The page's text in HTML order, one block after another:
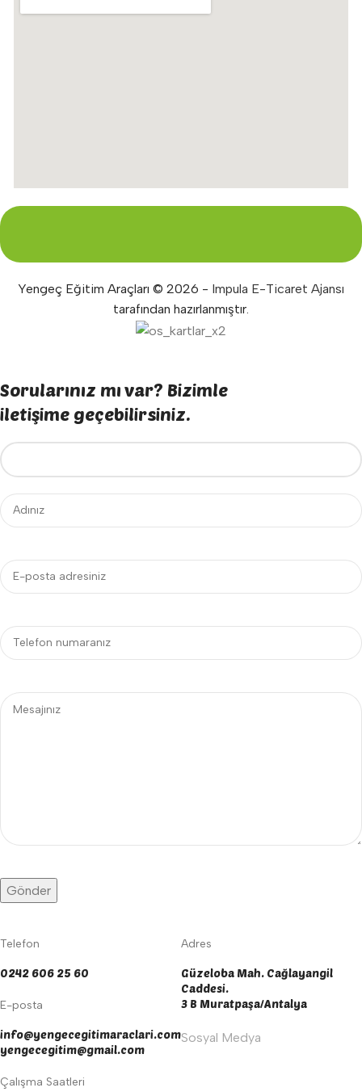
Yengeç Eğitim Araçları © 2026 - Impula E-Ticaret Ajansı
tarafından hazırlanmıştır.
Sorularınız mı var? Bizimle
iletişime geçebilirsiniz.
Telefon
0242 606 25 60
E-posta
info@yengecegitimaraclari.com
yengecegitim@gmail.com
Çalışma Saatleri
Adres
Güzeloba Mah. Cağlayangil
Caddesi.
3 B Muratpaşa/Antalya
Sosyal Medya